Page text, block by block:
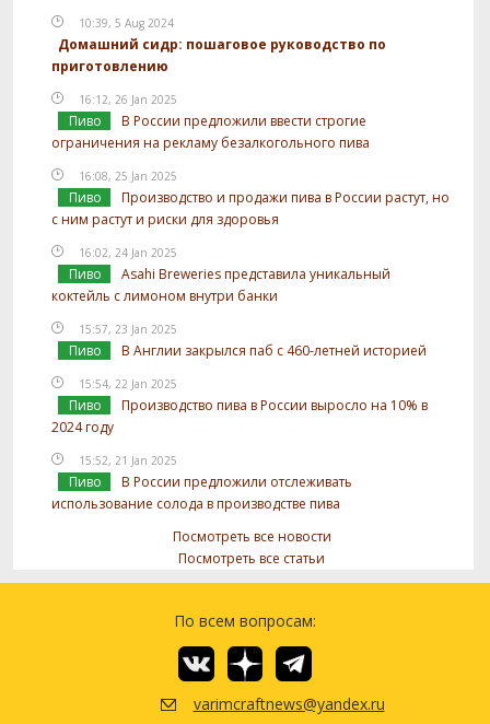
10:39, 5 Aug 2024
Домашний сидр: пошаговое руководство по
приготовлению
16:12, 26 Jan 2025
Пиво
В России предложили ввести строгие
ограничения на рекламу безалкогольного пива
16:08, 25 Jan 2025
Пиво
Производство и продажи пива в России растут, но
с ним растут и риски для здоровья
16:02, 24 Jan 2025
Пиво
Asahi Breweries представила уникальный
коктейль с лимоном внутри банки
15:57, 23 Jan 2025
Пиво В Англии закрылся паб с 460-летней историей
15:54, 22 Jan 2025
Пиво
Производство пива в России выросло на 10% в
2024 году
15:52, 21 Jan 2025
Пиво
В России предложили отслеживать
использование солода в производстве пива
Посмотреть все новости
Посмотреть все статьи
По всем вопросам:
varimcraftnews@yandex.ru